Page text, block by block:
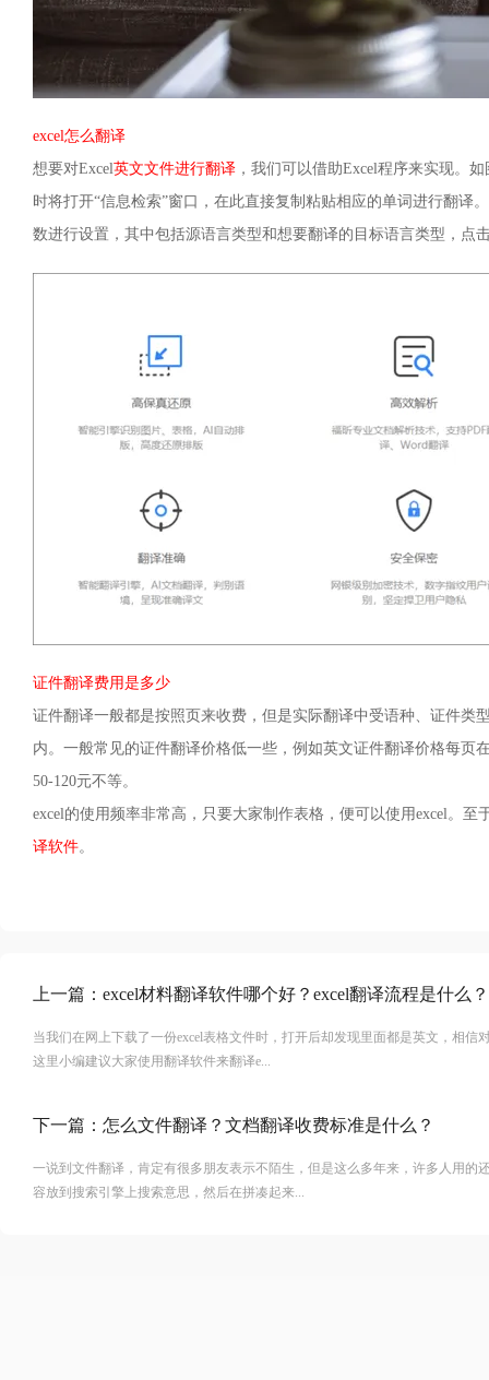
excel怎么翻译
想要对Excel英文文件进行翻译 ，我们可以借助Excel程序来实现。
时将打开“信息检索”窗口，在此直接复制粘贴相应的单词进行翻
数进行设置，其中包括源语言类型和想要翻译的目标语言类型，点
证件翻译费用是多少
证件翻译一般都是按照页来收费，但是实际翻译中受语种、证件
内。一般常见的证件翻译价格低一些，例如英文证件翻译价格每页
50-120元不等。
excel的使用频率非常高，只要大家制作表格，便可以使用excel。
译软件。
上一篇： excel材料翻译软件哪个好？excel翻译流程是什么？
当我们在网上下载了一份excel表格文件时，打开后却发现里面都是英文，相信
这里小编建议大家使用翻译软件来翻译e...
下一篇： 怎么文件翻译？文档翻译收费标准是什么？
一说到文件翻译，肯定有很多朋友表示不陌生，但是这么多年来，许多人用的
容放到搜索引擎上搜索意思，然后在拼凑起来...